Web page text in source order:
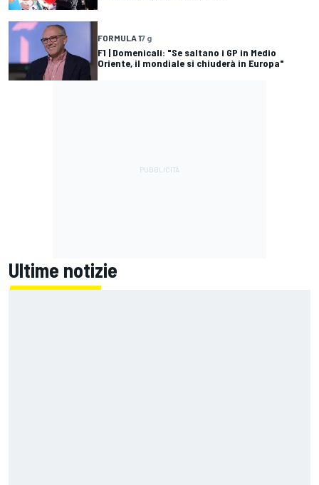
FORMULA 17 g
F1 | Domenicali: "Se saltano i GP in Medio
Oriente, il mondiale si chiuderà in Europa"
Ultime notizie